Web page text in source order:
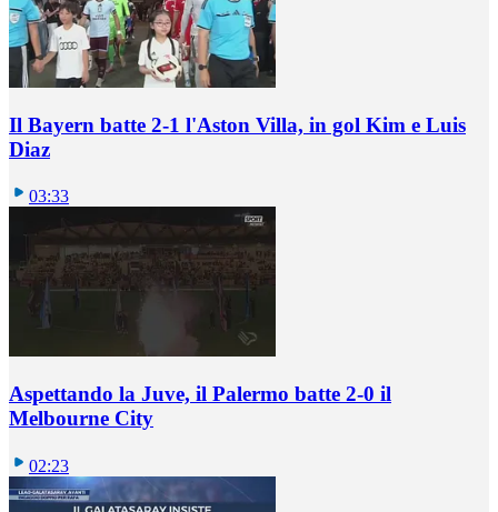
Il Bayern batte 2-1 l'Aston Villa, in gol Kim e Luis
Diaz
03:33
Aspettando la Juve, il Palermo batte 2-0 il
Melbourne City
02:23